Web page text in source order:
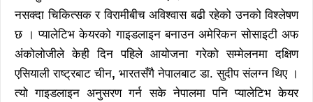
नसक्दा चिकित्सक र विरामीबीच अविश्वास बढी रहेको उनको विश्लेषण
छ । प्यालेटिभ केयरको गाइडलाइन बनाउन अमेरिकन सोसाइटी अफ
अंकोलोजीले केही दिन पहिले आयोजना गरेको सम्मेलनमा दक्षिण
एसियाली राष्ट्रबाट चीन, भारतसँगै नेपालबाट डा. सुदीप संलग्न थिए ।
त्यो गाइडलाइन अनुसरण गर्न सके नेपालमा पनि प्यालेटिभ केयर